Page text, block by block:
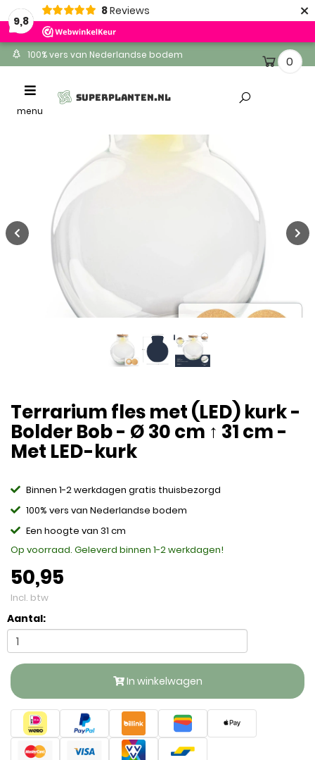
9,8
8Reviews ×
100% vers van Nederlandse bodem
Altijd gratis levering
Toggle
navigation
menu
SUPERPLANTEN.NL
0
Terrarium fles met (LED) kurk -
Bolder Bob - Ø 30 cm ↑ 31 cm -
Met LED-kurk
Binnen 1-2 werkdagen gratis thuisbezorgd
100% vers van Nederlandse bodem
Een hoogte van 31 cm
Op voorraad. Geleverd binnen 1-2 werkdagen!
50,95
Incl. btw
Aantal:
In winkelwagen